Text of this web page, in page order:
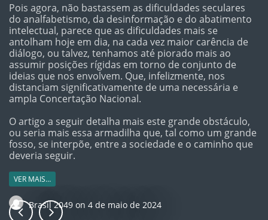
Pois agora, não bastassem as dificuldades seculares
do analfabetismo, da desinformação e do abatimento
intelectual, parece que as dificuldades mais se
antolham hoje em dia, na cada vez maior carência de
diálogo, ou talvez, tenhamos até piorado mais ao
assumir posições rígidas em torno de conjunto de
ideias que nos envolvem. Que, infelizmente, nos
distanciam significativamente de uma necessária e
ampla Concertação Nacional.
O artigo a seguir detalha mais este grande obstáculo,
ou seria mais essa armadilha que, tal como um grande
fosso, se interpõe, entre a sociedade e o caminho que
deveria seguir.
VER MAIS…
Brasil 2049 on 4 de maio de 2024